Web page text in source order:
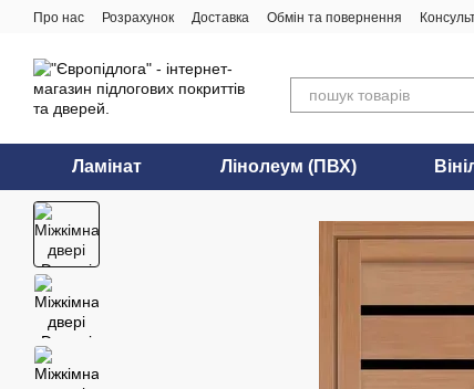
Перейти до основного контенту
Про нас Розрахунок Доставка Обмін та повернення
Ламінат Лінолеум (ПВХ)